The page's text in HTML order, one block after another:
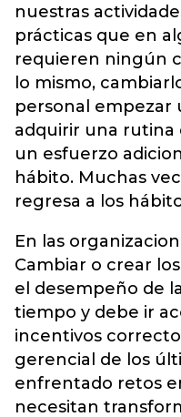
nuestras
prácticas que en
requieren ningún
lo mismo,
personal empezar
adquirir una rutina
un esfuerzo
hábito. Muchas
regresa a los
En las
Cambiar o crear
el desempeño de
tiempo y debe ir
incentivos
gerencial de los
enfrentado retos
necesitan